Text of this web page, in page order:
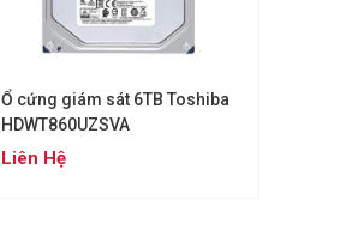
Ổ cứng giám sát 6TB Toshiba
HDWT860UZSVA
Liên Hệ